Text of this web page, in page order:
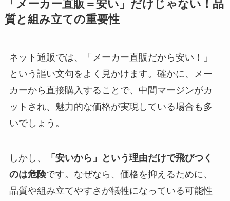
「メーカー直販＝安い」だけじゃない！品
質と組み立ての重要性
ネット通販では、「メーカー直販だから安い！」
という謳い文句をよく見かけます。確かに、メー
カーから直接購入することで、中間マージンがカ
ットされ、魅力的な価格が実現している場合も多
いでしょう。
しかし、
「安いから」という理由だけで飛びつく
のは危険です。なぜなら、価格を抑えるために、
品質や組み立てやすさが犠牲になっている可能性